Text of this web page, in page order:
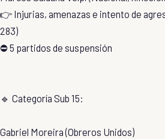
👉 Injurias, amenazas e intento de
283)
⛔ 5 partidos de suspensión
🔹 Categoría Sub 15:
Gabriel Moreira (Obreros Unidos)